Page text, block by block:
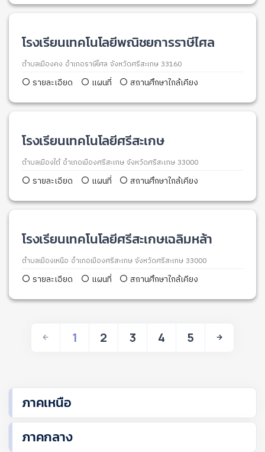
โรงเรียนเทคโนโลยีพณิชยการราษีไศล
ตำบลเมืองคง อำเภอราษีไศล จังหวัดศรีสะเกษ 33160
รายละเอียด แผนที่ สถานศึกษาใกล้เคียง
โรงเรียนเทคโนโลยีศรีสะเกษ
ตำบลเมืองใต้ อำเภอเมืองศรีสะเกษ จังหวัดศรีสะเกษ 33000
รายละเอียด แผนที่ สถานศึกษาใกล้เคียง
โรงเรียนเทคโนโลยีศรีสะเกษเฉลิมหล้า
ตำบลเมืองเหนือ อำเภอเมืองศรีสะเกษ จังหวัดศรีสะเกษ 33000
รายละเอียด แผนที่ สถานศึกษาใกล้เคียง
1 2 3 4 5
ภาคเหนือ
ภาคกลาง